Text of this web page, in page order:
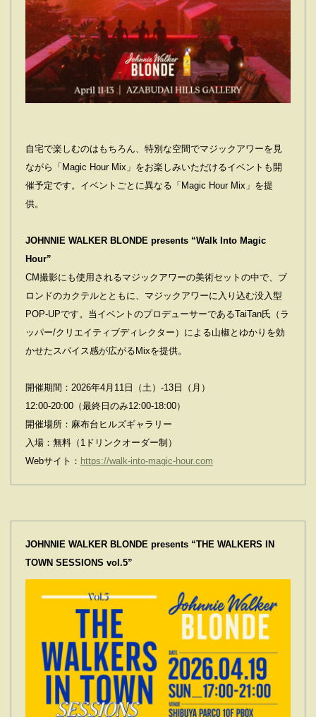
自宅で楽しむのはもちろん、特別な空間でマジックアワーを見
ながら「Magic Hour Mix」をお楽しみいただけるイベントも開
催予定です。イベントごとに異なる「Magic Hour Mix」を提
供。
JOHNNIE WALKER BLONDE presents “Walk Into Magic
Hour”
CM撮影にも使用されるマジックアワーの美術セットの中で、ブ
ロンドのカクテルとともに、マジックアワーに入り込む没入型
POP-UPです。当イベントのプロデューサーであるTaiTan氏（ラ
ッパー/クリエイティブディレクター）による山椒とゆかりを効
かせたスパイス感が広がるMixを提供。
開催期間：2026年4月11日（土）-13日（月）
12:00-20:00（最終日のみ12:00-18:00）
開催場所：麻布台ヒルズギャラリー
入場：無料（1ドリンクオーダー制）
Webサイト： https://walk-into-magic-hour.com
JOHNNIE WALKER BLONDE presents “THE WALKERS IN
TOWN SESSIONS vol.5”